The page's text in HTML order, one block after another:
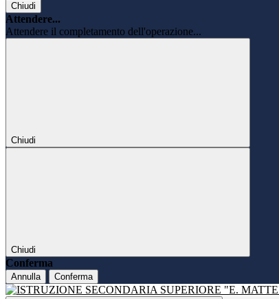
Chiudi
Attendere...
Attendere il completamento dell'operazione...
Chiudi
Chiudi
Conferma
Annulla Conferma